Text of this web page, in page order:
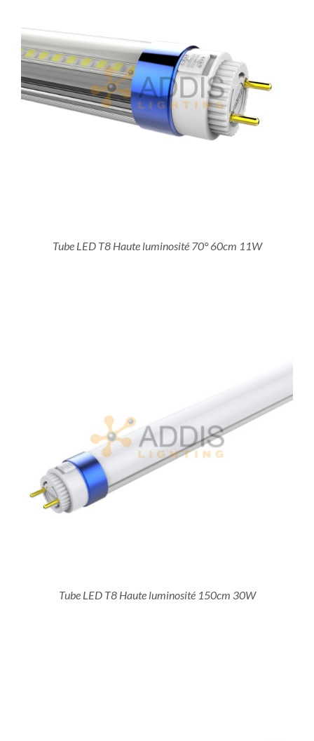
Tube LED T8 Haute luminosité 70° 60cm 11W
Tube LED T8 Haute luminosité 150cm 30W